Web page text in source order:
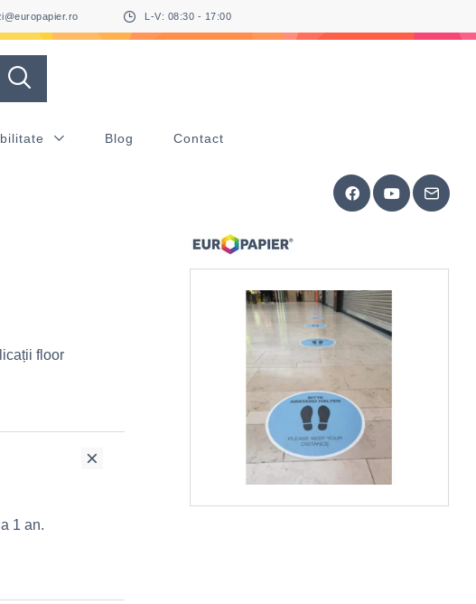
L-V: 08:30 - 17:00
Blog Contact
floor
1 an.